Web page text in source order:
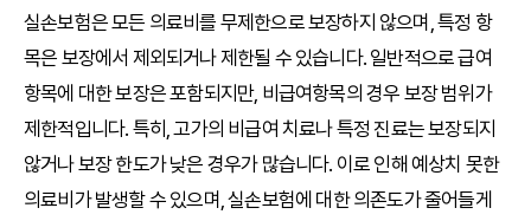
실손보험은 모든 의료비를 무제한으로 보장하지 않으며, 특정 항
목은 보장에서 제외되거나 제한될 수 있습니다. 일반적으로 급여
항목에 대한 보장은 포함되지만, 비급여항목의 경우 보장 범위가
제한적입니다. 특히, 고가의 비급여 치료나 특정 진료는 보장되지
않거나 보장 한도가 낮은 경우가 많습니다. 이로 인해 예상치 못한
의료비가 발생할 수 있으며, 실손보험에 대한 의존도가 줄어들게